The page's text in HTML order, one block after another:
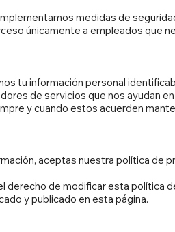
medidas de
únicamente a empleados que
tu información personal
de servicios que nos ayudan
y cuando estos acuerden
aceptas nuestra política de
derecho de modificar esta política
y publicado en esta página.